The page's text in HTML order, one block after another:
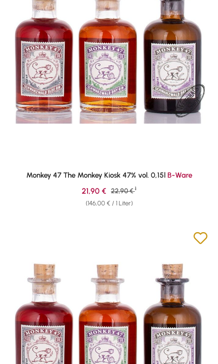
Monkey 47 The Monkey Kiosk 47% vol. 0,15l B-Ware
(146,00 € / 1 Liter)
Verkaufspreis:
21,90 € Regulärer Preis:
22,90 € 1